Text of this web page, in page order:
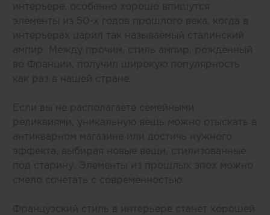
интерьере, особенно хорошо впишутся
элементы из 50-х годов прошлого века, когда в
интерьерах царил так называемый сталинский
ампир. Между прочим, стиль ампир, рожденный
во Франции, получил широкую популярность
как раз в нашей стране.
Если вы не располагаете семейными
реликвиями, уникальную вещь можно отыскать в
антикварном магазине или достичь нужного
эффекта, выбирая новые вещи, стилизованные
под старину. Элементы из прошлых эпох можно
смело сочетать с современностью.
Французский стиль в интерьере станет хорошей